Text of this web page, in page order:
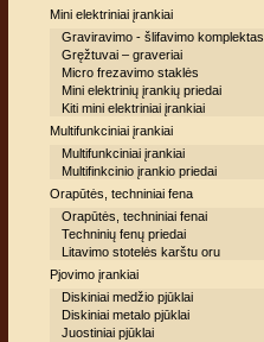
Mini elektriniai įrankiai
Graviravimo - šlifavimo komplektas
Gręžtuvai – graveriai
Micro frezavimo staklės
Mini elektrinių įrankių priedai
Kiti mini elektriniai įrankiai
Multifunkciniai įrankiai
Multifunkciniai įrankiai
Multifinkcinio įrankio priedai
Orapūtės, techniniai fena
Orapūtės, techniniai fenai
Techninių fenų priedai
Litavimo stotelės karštu oru
Pjovimo įrankiai
Diskiniai medžio pjūklai
Diskiniai metalo pjūklai
Juostiniai pjūklai